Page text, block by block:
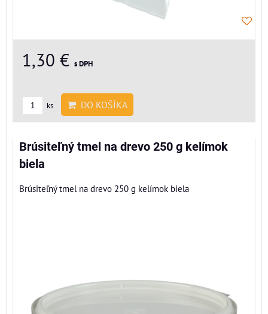
1,30 € s DPH
ks DO KOŠÍKA
Brúsiteľný tmel na drevo 250 g kelímok
biela
Brúsiteľný tmel na drevo 250 g kelímok biela